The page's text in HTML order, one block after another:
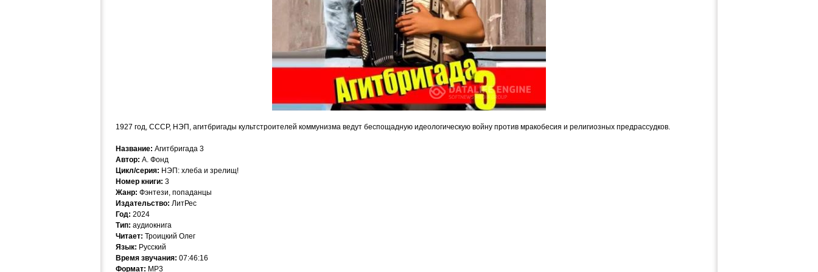
1927 год, СССР, НЭП, агитбригады культстроителей коммунизма ведут беспощадную идеологическую войну против мракобесия и религиозных предрассудков.
Название: Агитбригада 3
Автор: А. Фонд
Цикл/серия: НЭП: хлеба и зрелищ!
Номер книги: 3
Жанр: Фэнтези, попаданцы
Издательство: ЛитРес
Год: 2024
Тип: аудиокнига
Читает: Троицкий Олег
Язык: Русский
Время звучания: 07:46:16
Формат: MP3